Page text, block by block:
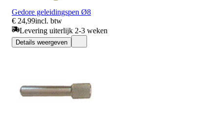
Gedore geleidingspen Ø8
€ 24,99incl. btw
Levering uiterlijk 2-3 weken
Details weergeven